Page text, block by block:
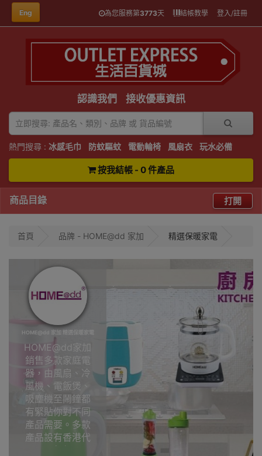
Eng 為您服務第3773天 結帳教學 登入/註冊
認識我們 接收優惠資訊
熱門搜尋 : 冰感毛巾 防蚊驅蚊 電動輪椅 風扇衣 玩水必備
按我結帳 - 0 件產品
商品目錄 打開
首頁 品牌 - HOME@dd 家加 精選保暖家電
HOME@dd 家加 精選保暖家電
HOME@dd家加
銷售多款家庭電
器，由風扇、冷
風機、電飯煲、
吸塵機至鬧鐘都
有緊貼你對不同
產品需要。多款
產品設有香港代
理一年保用